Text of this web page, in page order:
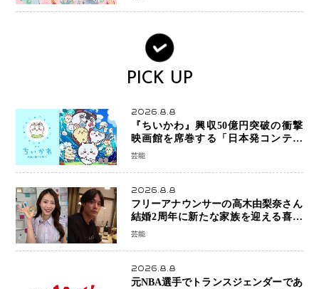
PICK UP
2026.8.8
『ちいかわ』興収50億円突破の衝撃
映画館を席巻する「日本発コンテン
ツ」の強さ スパイダーマン、モアナ
芸能
2026.8.8
フリーアナウンサーの高木由梨奈さん
結婚2周年に新たな家族を迎える喜び
を報告 夫・岸田タツヤさんと連名
芸能
2026.8.8
元NBA選手でトランスジェンダーであ